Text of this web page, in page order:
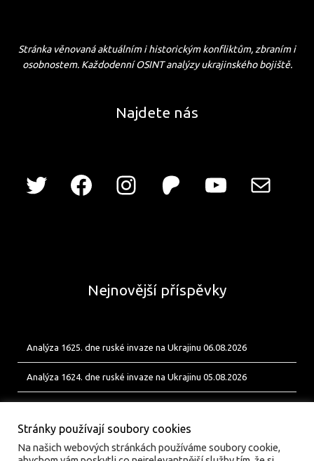
Stránka věnovaná aktuálním i historickým konfliktům, zbraním i
osobnostem. Každodenní OSINT analýzy ukrajinského bojiště.
Najdete nás
Nejnovější příspěvky
Analýza 1625. dne ruské invaze na Ukrajinu 06.08.2026
Analýza 1624. dne ruské invaze na Ukrajinu 05.08.2026
Stránky používají soubory cookies
Na našich webových stránkách používáme soubory cookie,